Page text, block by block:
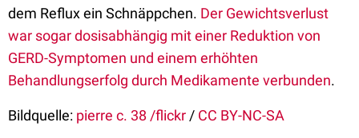
dem Reflux ein Schnäppchen. Der Gewichtsverlust
war sogar dosisabhängig mit einer Reduktion von
GERD-Symptomen und einem erhöhten
Behandlungserfolg durch Medikamente verbunden.
Bildquelle: pierre c. 38 /flickr / CC BY-NC-SA